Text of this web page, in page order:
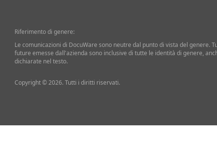
Riferimento di genere:
Le comunicazioni di DocuWare sono neutre dal punto di vista del genere.
future emesse dall'azienda sono inclusive di tutte le identità di genere,
dichiarate nel testo.
Copyright © 2026. Tutti i diritti riservati.